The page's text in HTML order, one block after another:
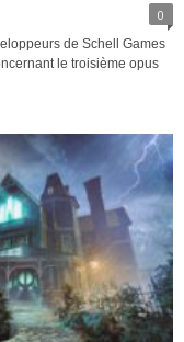
0
de Schell Games
le troisième opus